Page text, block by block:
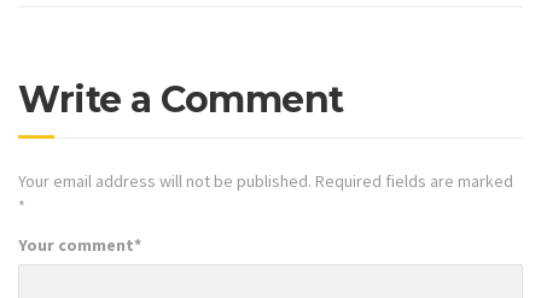
Write a Comment
Your email address will not be published. Required fields are marked
*
Your comment*